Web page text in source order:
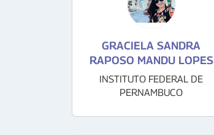
GRACIELA SANDRA
RAPOSO MANDU LOPES
INSTITUTO FEDERAL DE
PERNAMBUCO